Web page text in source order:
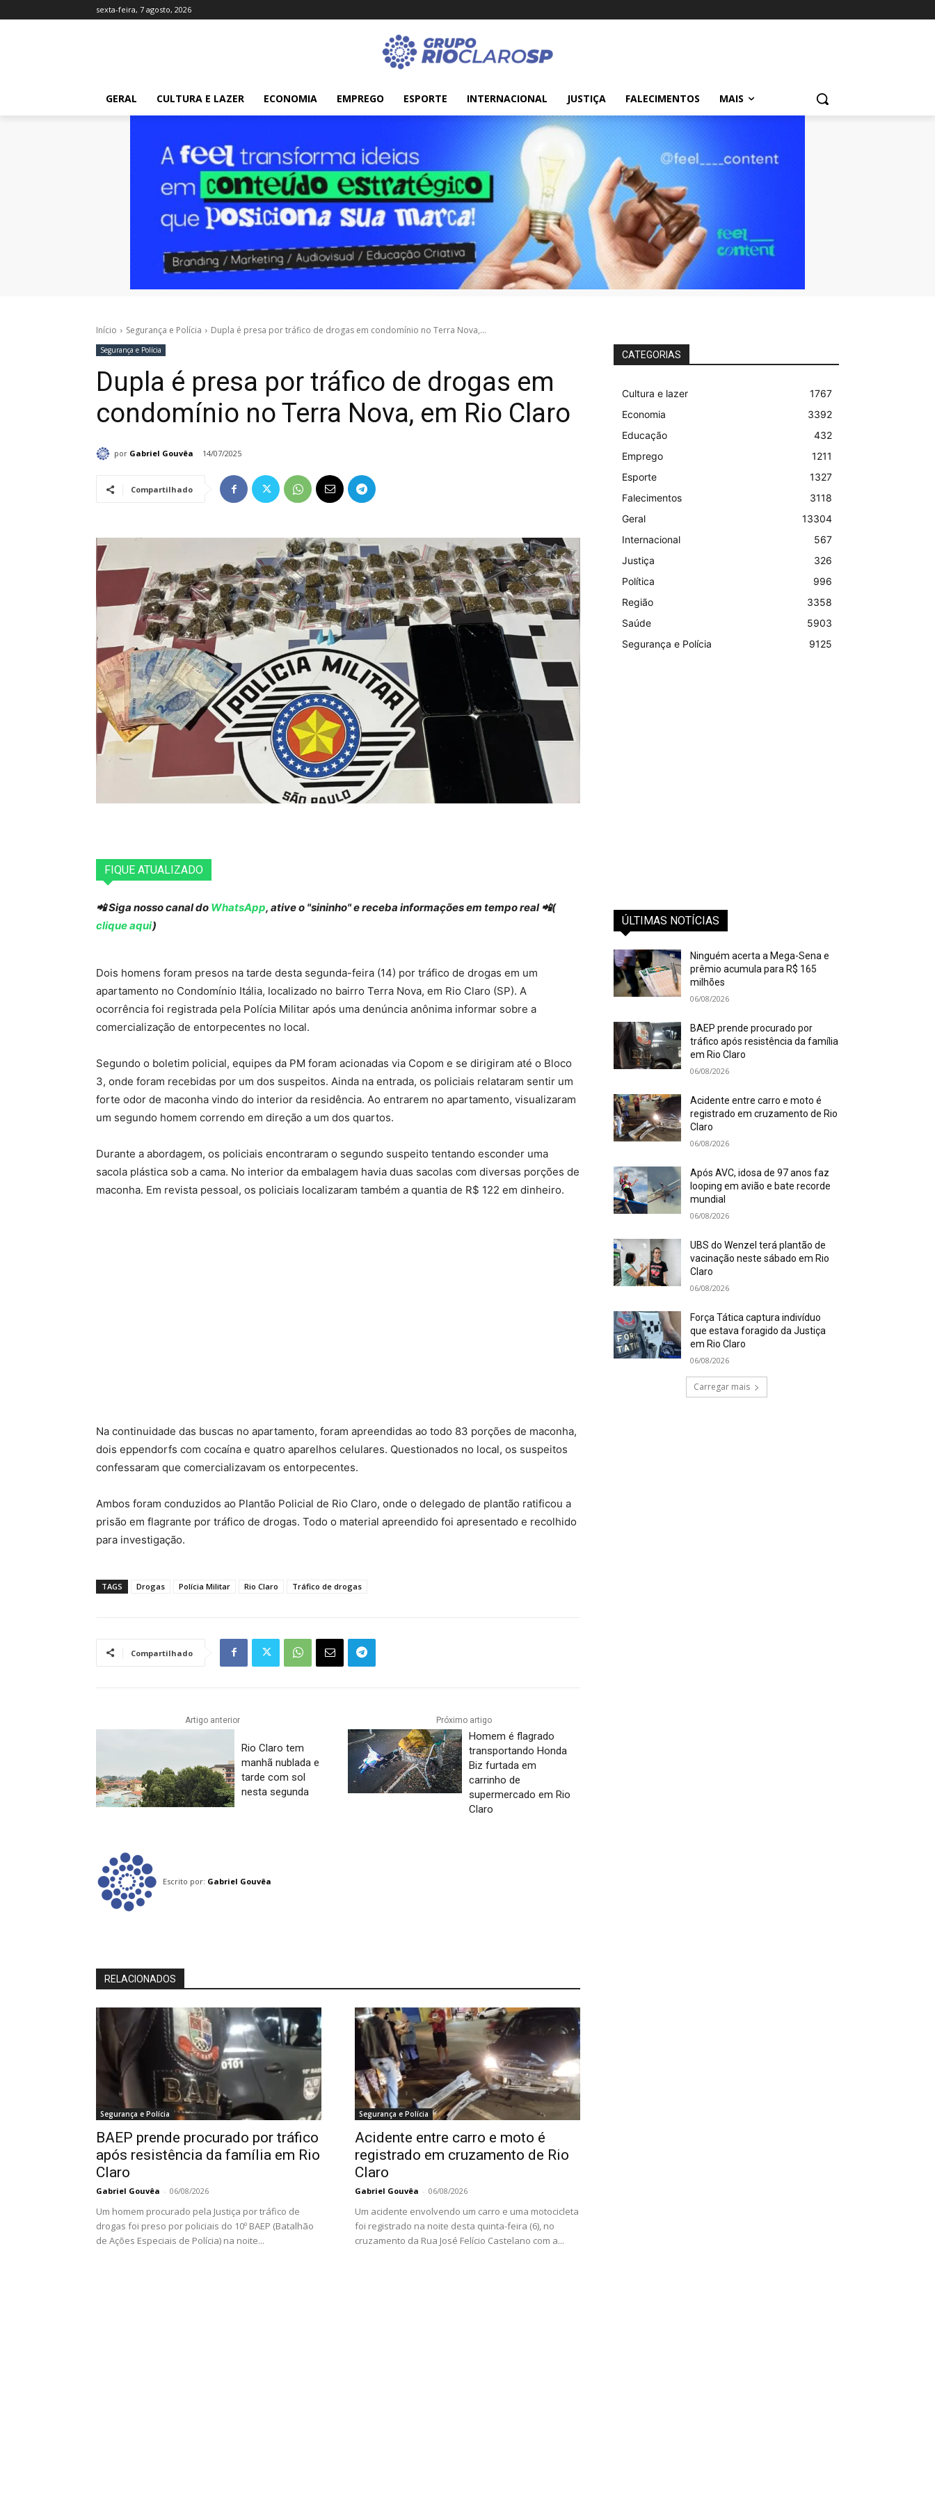
sexta-feira, 7 agosto, 2026
GERAL CULTURA E LAZER ECONOMIA EMPREGO ESPORTE INTERNACIONAL JUSTIÇA FALECIMENTOS MAIS
Início Segurança e Polícia Dupla é presa por tráfico de drogas em condomínio no Terra Nova,...
Segurança e Polícia
Dupla é presa por tráfico de drogas em
condomínio no Terra Nova, em Rio Claro
por Gabriel Gouvêa 14/07/2025
Compartilhado
FIQUE ATUALIZADO
📲 Siga nosso canal do WhatsApp, ative o "sininho" e receba informações em tempo real 📲(
clique aqui)
Dois homens foram presos na tarde desta segunda-feira (14) por tráfico de drogas em um
apartamento no Condomínio Itália, localizado no bairro Terra Nova, em Rio Claro (SP). A
ocorrência foi registrada pela Polícia Militar após uma denúncia anônima informar sobre a
comercialização de entorpecentes no local.
Segundo o boletim policial, equipes da PM foram acionadas via Copom e se dirigiram até o Bloco
3, onde foram recebidas por um dos suspeitos. Ainda na entrada, os policiais relataram sentir um
forte odor de maconha vindo do interior da residência. Ao entrarem no apartamento, visualizaram
um segundo homem correndo em direção a um dos quartos.
Durante a abordagem, os policiais encontraram o segundo suspeito tentando esconder uma
sacola plástica sob a cama. No interior da embalagem havia duas sacolas com diversas porções de
maconha. Em revista pessoal, os policiais localizaram também a quantia de R$ 122 em dinheiro.
Na continuidade das buscas no apartamento, foram apreendidas ao todo 83 porções de maconha,
dois eppendorfs com cocaína e quatro aparelhos celulares. Questionados no local, os suspeitos
confessaram que comercializavam os entorpecentes.
Ambos foram conduzidos ao Plantão Policial de Rio Claro, onde o delegado de plantão ratificou a
prisão em flagrante por tráfico de drogas. Todo o material apreendido foi apresentado e recolhido
para investigação.
TAGS Drogas Polícia Militar Rio Claro Tráfico de drogas
Compartilhado
Artigo anterior
Rio Claro tem
manhã nublada e
tarde com sol
nesta segunda
Próximo artigo
Homem é flagrado
transportando Honda
Biz furtada em
carrinho de
supermercado em Rio
Claro
Escrito por: Gabriel Gouvêa
RELACIONADOS
Segurança e Polícia
BAEP prende procurado por tráfico
após resistência da família em Rio
Claro
Gabriel Gouvêa - 06/08/2026
Um homem procurado pela Justiça por tráfico de
drogas foi preso por policiais do 10º BAEP (Batalhão
de Ações Especiais de Polícia) na noite...
Segurança e Polícia
Acidente entre carro e moto é
registrado em cruzamento de Rio
Claro
Gabriel Gouvêa - 06/08/2026
Um acidente envolvendo um carro e uma motocicleta
foi registrado na noite desta quinta-feira (6), no
cruzamento da Rua José Felício Castelano com a...
CATEGORIAS
Cultura e lazer
1767
Economia
3392
Educação
432
Emprego
1211
Esporte
1327
Falecimentos
3118
Geral
13304
Internacional
567
Justiça
326
Política
996
Região
3358
Saúde
5903
Segurança e Polícia
9125
ÚLTIMAS NOTÍCIAS
Ninguém acerta a Mega-Sena e
prêmio acumula para R$ 165
milhões
06/08/2026
BAEP prende procurado por
tráfico após resistência da família
em Rio Claro
06/08/2026
Acidente entre carro e moto é
registrado em cruzamento de Rio
Claro
06/08/2026
Após AVC, idosa de 97 anos faz
looping em avião e bate recorde
mundial
06/08/2026
UBS do Wenzel terá plantão de
vacinação neste sábado em Rio
Claro
06/08/2026
Força Tática captura indivíduo
que estava foragido da Justiça
em Rio Claro
06/08/2026
Carregar mais